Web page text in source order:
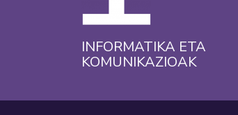
INFORMATIKA ETA
KOMUNIKAZIOAK